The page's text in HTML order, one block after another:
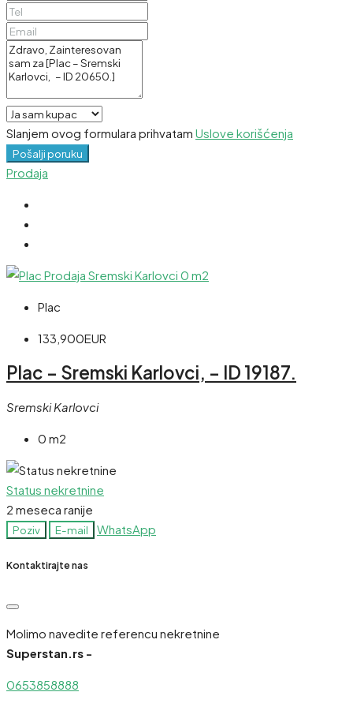
Slanjem ovog formulara prihvatam Uslove korišćenja
Pošalji poruku
Prodaja
Plac
133,900EUR
Plac – Sremski Karlovci, – ID 19187.
Sremski Karlovci
0 m2
Status nekretnine
2 meseca ranije
Poziv E-mail WhatsApp
Kontaktirajte nas
Molimo navedite referencu nekretnine
Superstan.rs -
0653858888